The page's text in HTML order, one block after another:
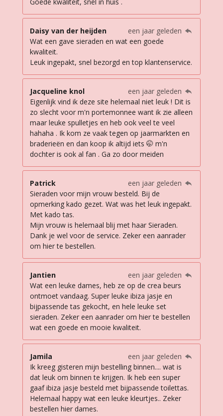
Daisy van der heijden
een jaar geleden
Wat een gave sieraden en wat een goede
kwaliteit.
Leuk ingepakt, snel bezorgd en top klantenservice.
Jacqueline knol
een jaar geleden
Eigenlijk vind ik deze site helemaal niet leuk ! Dit is
zo slecht voor m'n portemonnee want ik zie alleen
maar leuke spulletjes en heb ook veel te veel
hahaha . Ik kom ze vaak tegen op jaarmarkten en
braderieën en dan koop ik altijd iets 🤭 m'n
dochter is ook al fan . Ga zo door meiden
Patrick
een jaar geleden
Sieraden voor mijn vrouw besteld. Bij de
opmerking kado gezet. Wat was het leuk ingepakt.
Met kado tas.
Mijn vrouw is helemaal blij met haar Sieraden.
Dank je wel voor de service. Zeker een aanrader
om hier te bestellen.
Jantien
een jaar geleden
Wat een leuke dames, heb ze op de crea beurs
ontmoet vandaag. Super leuke ibiza jasje en
bijpassende tas gekocht, en hele leuke set
sieraden. Zeker een aanrader om hier te bestellen
wat een goede en mooie kwaliteit.
Jamila
een jaar geleden
Ik kreeg gisteren mijn bestelling binnen.... wat is
dat leuk om binnen te krijgen. Ik heb een super
gaaf ibiza jasje besteld met bijpassende toilettas.
Helemaal happy wat een leuke kleurtjes.. Zeker
bestellen hier dames.